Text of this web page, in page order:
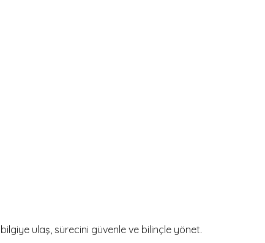
ulaş, sürecini güvenle ve bilinçle yönet.